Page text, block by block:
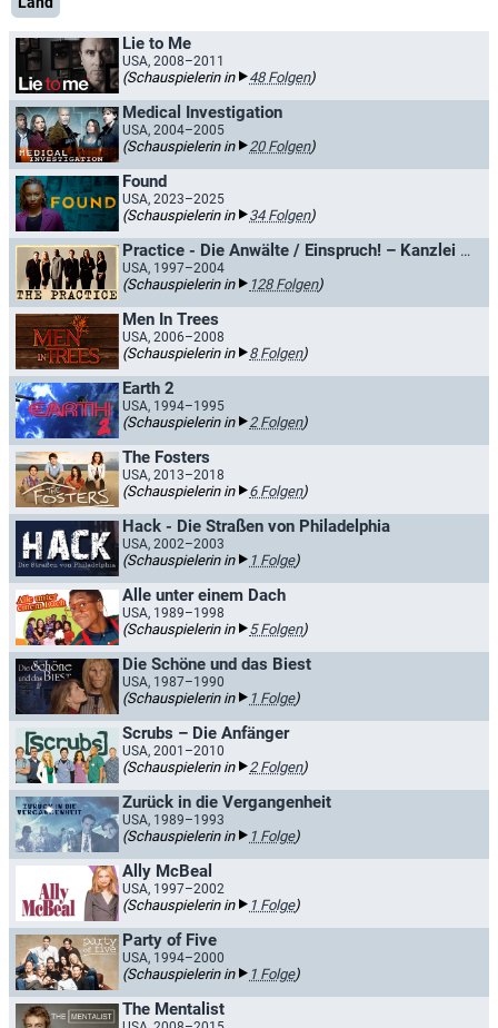
Lie to Me
USA, 2008–2011
(Schauspielerin in 48 Folgen)
Medical Investigation
USA, 2004–2005
(Schauspielerin in 20 Folgen)
Found
USA, 2023–2025
(Schauspielerin in 34 Folgen)
Practice - Die Anwälte / Einspruch! – Kanzlei Donnell & Partner
USA, 1997–2004
(Schauspielerin in 128 Folgen)
Men In Trees
USA, 2006–2008
(Schauspielerin in 8 Folgen)
Earth 2
USA, 1994–1995
(Schauspielerin in 2 Folgen)
The Fosters
USA, 2013–2018
(Schauspielerin in 6 Folgen)
Hack - Die Straßen von Philadelphia
USA, 2002–2003
(Schauspielerin in 1 Folge)
Alle unter einem Dach
USA, 1989–1998
(Schauspielerin in 5 Folgen)
Die Schöne und das Biest
USA, 1987–1990
(Schauspielerin in 1 Folge)
Scrubs – Die Anfänger
USA, 2001–2010
(Schauspielerin in 2 Folgen)
Zurück in die Vergangenheit
USA, 1989–1993
(Schauspielerin in 1 Folge)
Ally McBeal
USA, 1997–2002
(Schauspielerin in 1 Folge)
Party of Five
USA, 1994–2000
(Schauspielerin in 1 Folge)
The Mentalist